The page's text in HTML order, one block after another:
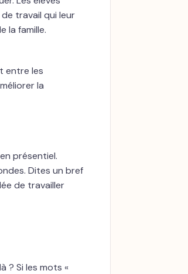
travail qui leur
la famille.
entre les
la
présentiel.
Dites un bref
de travailler
? Si les mots «